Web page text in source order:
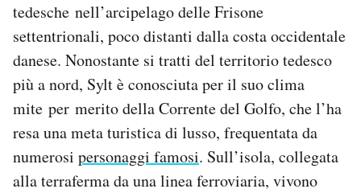
AREA PERSONALE
Area Personale
Newsletter
Notifiche mobile
Regala il Post
Hai bisogno di aiuto?
tedesche nell’arcipelago delle Frisone
settentrionali, poco distanti dalla costa occidentale
danese. Nonostante si tratti del territorio tedesco
più a nord, Sylt è conosciuta per il suo clima
mite per merito della Corrente del Golfo, che l’ha
resa una meta turistica di lusso, frequentata da
numerosi personaggi famosi. Sull’isola, collegata
alla terraferma da una linea ferroviaria, vivono